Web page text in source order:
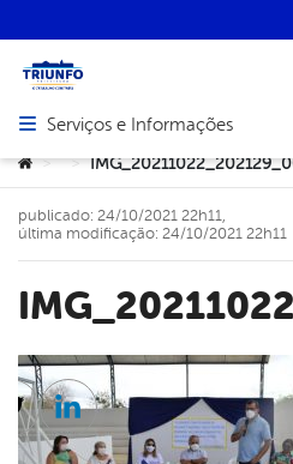
Abrir menu principal de
Serviços e Informações
Você está aqui:
> >
publicado: 24/10/2021 22h11,
última modificação: 24/10/2021 22h11
Twitter
Linkedin